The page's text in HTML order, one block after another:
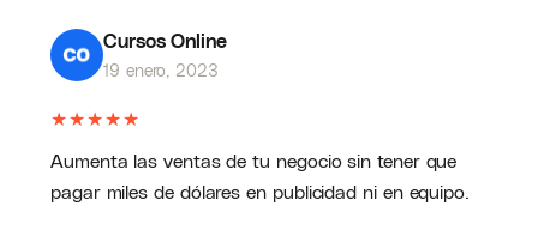
propósito de llevarte a ti a crecer tu
emprendimiento a través de medios digitales,
sin invertir dinero. Te enseñaré cómo hacer de
igual que como lo he hecho con mis más de
Cursos Online
19 enero, 2023
★★★★★
Aumenta las ventas de tu negocio sin tener que
pagar miles de dólares en publicidad ni en equipo.